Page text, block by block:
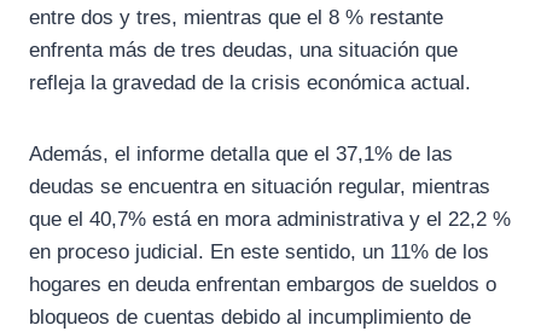
entre dos y tres, mientras que el 8 % restante
enfrenta más de tres deudas, una situación que
refleja la gravedad de la crisis económica actual.
Además, el informe detalla que el 37,1% de las
deudas se encuentra en situación regular, mientras
que el 40,7% está en mora administrativa y el 22,2 %
en proceso judicial. En este sentido, un 11% de los
hogares en deuda enfrentan embargos de sueldos o
bloqueos de cuentas debido al incumplimiento de